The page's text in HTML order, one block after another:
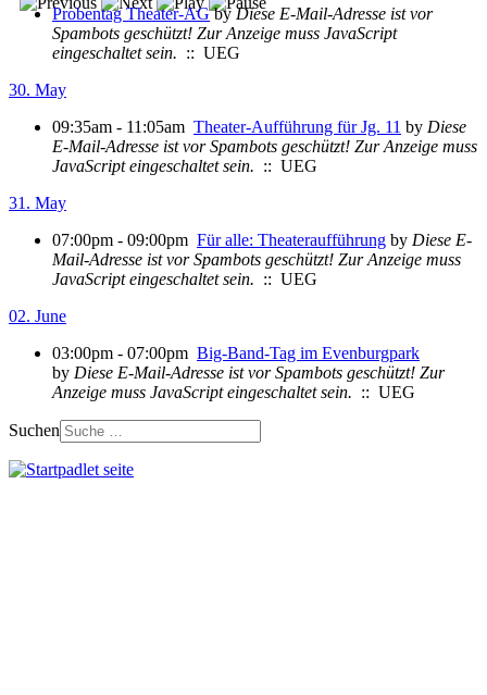
Probentag Theater-AGby Diese E-Mail-Adresse ist vor
Spambots geschützt! Zur Anzeige muss JavaScript
eingeschaltet sein. :: UEG
30. May
09:35am - 11:05am Theater-Aufführung für Jg. 11 by Diese
E-Mail-Adresse ist vor Spambots geschützt! Zur Anzeige muss
JavaScript eingeschaltet sein. :: UEG
31. May
07:00pm - 09:00pm Für alle: Theateraufführung by Diese E-
Mail-Adresse ist vor Spambots geschützt! Zur Anzeige muss
JavaScript eingeschaltet sein. :: UEG
02. June
03:00pm - 07:00pm Big-Band-Tag im Evenburgpark
by Diese E-Mail-Adresse ist vor Spambots geschützt! Zur
Anzeige muss JavaScript eingeschaltet sein. :: UEG
Suchen